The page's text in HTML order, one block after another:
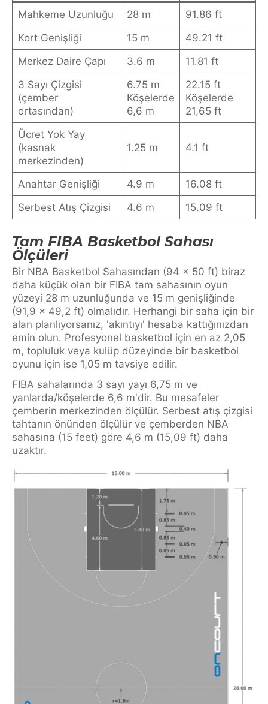
Mahkeme Uzunluğu 28 m
91.86 ft
Kort Genişliği
15 m
49.21 ft
Merkez Daire Çapı
3.6 m
11.81 ft
3 Sayı Çizgisi
(çember
ortasından)
6.75 m
Köşelerde
6,6 m
22.15 ft
Köşelerde
21,65 ft
Ücret Yok Yay
(kasnak
merkezinden)
1.25 m 4.1 ft
Anahtar Genişliği 4.9 m
16.08 ft
Serbest Atış Çizgisi
4.6 m 15.09 ft
Tam FIBA Basketbol Sahası
Ölçüleri
Bir NBA Basketbol Sahasından (94 x 50 ft) biraz
daha küçük olan bir FIBA tam sahasının oyun
yüzeyi 28 m uzunluğunda ve 15 m genişliğinde
(91,9 x 49,2 ft) olmalıdır. Herhangi bir saha için bir
alan planlıyorsanız, 'akıntıyı' hesaba kattığınızdan
emin olun. Profesyonel basketbol için en az 2,05
m, topluluk veya kulüp düzeyinde bir basketbol
oyunu için ise 1,05 m tavsiye edilir.
FIBA sahalarında 3 sayı yayı 6,75 m ve
yanlarda/köşelerde 6,6 m'dir. Bu mesafeler
çemberin merkezinden ölçülür. Serbest atış çizgisi
tahtanın önünden ölçülür ve çemberden NBA
sahasına (15 feet) göre 4,6 m (15,09 ft) daha
uzaktır.